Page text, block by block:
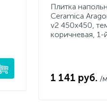
Плитка
Ceramica
v2 450x450,
коричневая, 1-
1 141 руб. /